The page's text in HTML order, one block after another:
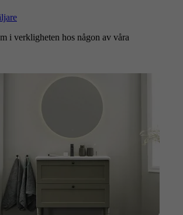
i verkligheten hos någon av våra